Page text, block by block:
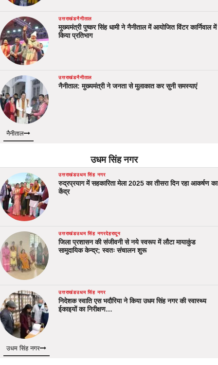
उत्तराखंडनैनीताल
मुख्यमंत्री पुष्कर सिंह धामी ने नैनीताल में आयोजित विंटर कार्निवाल में
किया प्रतिभाग
उत्तराखंडनैनीताल
नैनीताल: मुख्यमंत्री ने जनता से मुलाकात कर सुनी समस्याएं
नैनीताल
उधम सिंह नगर
उत्तराखंडउधम सिंह नगर
रुद्रप्रयाग में सहकारिता मेला 2025 का तीसरा दिन रहा आकर्षण का
केंद्र
उत्तराखंडउधम सिंह नगरदेहरादून
जिला प्रशासन की संजीवनी से नये स्वरूप में लौटा मायाकुंड
सामुदायिक केन्द्र; स्वतः संचालन शुरू
उत्तराखंडउधम सिंह नगर
निदेशक स्वाति एस भदौरिया ने किया उधम सिंह नगर की स्वास्थ्य
ईकाइयों का निरीक्षण…
उधम सिंह नगर